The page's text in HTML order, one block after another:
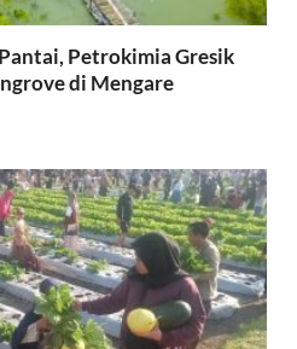
Petrokimia Gresik
di Mengare